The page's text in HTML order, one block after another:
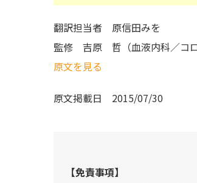
翻訳担当者 原信田みを
監修 吉原 哲（血液内科／コロ
原文を見る
原文掲載日 2015/07/30
【免責事項】